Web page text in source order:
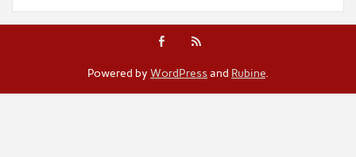
Powered by WordPressand Rubine